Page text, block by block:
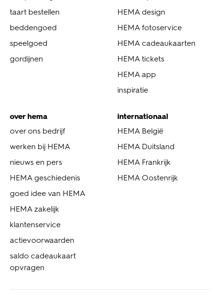
taart bestellen
beddengoed
speelgoed
gordijnen
HEMA design
HEMA fotoservice
HEMA cadeaukaarten
HEMA tickets
HEMA app
inspiratie
over hema
over ons bedrijf
werken bij HEMA
nieuws en pers
HEMA geschiedenis
goed idee van HEMA
HEMA zakelijk
klantenservice
actievoorwaarden
saldo cadeaukaart
opvragen
internationaal
HEMA België
HEMA Duitsland
HEMA Frankrijk
HEMA Oostenrijk